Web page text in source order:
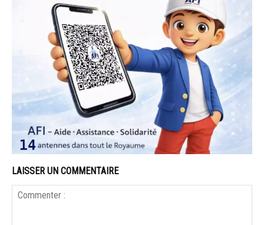
LAISSER UN COMMENTAIRE